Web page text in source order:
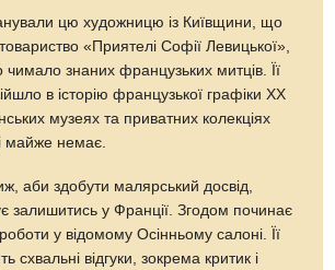
цю художницю із Київщини, що
«Приятелі Софії Левицької»,
чимало знаних французьких митців. Її
в історію французької графіки ХХ
музеях та приватних колекціях
майже немає.
аби здобути малярський досвід,
залишитись у Франції. Згодом починає
у відомому Осінньому салоні. Її
схвальні відгуки, зокрема критик і